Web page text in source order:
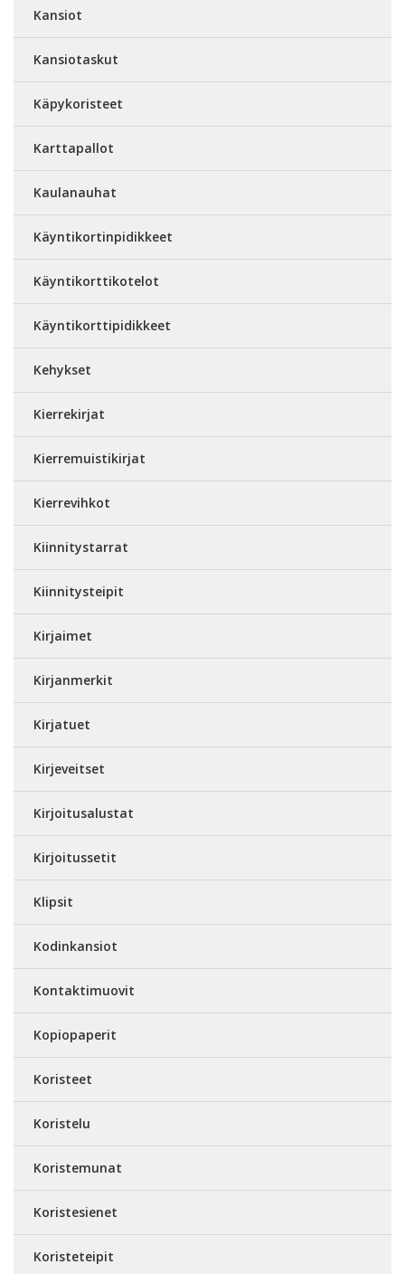
Kansiot
Kansiotaskut
Käpykoristeet
Karttapallot
Kaulanauhat
Käyntikortinpidikkeet
Käyntikorttikotelot
Käyntikorttipidikkeet
Kehykset
Kierrekirjat
Kierremuistikirjat
Kierrevihkot
Kiinnitystarrat
Kiinnitysteipit
Kirjaimet
Kirjanmerkit
Kirjatuet
Kirjeveitset
Kirjoitusalustat
Kirjoitussetit
Klipsit
Kodinkansiot
Kontaktimuovit
Kopiopaperit
Koristeet
Koristelu
Koristemunat
Koristesienet
Koristeteipit